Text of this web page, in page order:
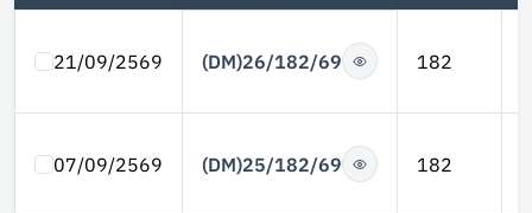
21/09/2569 (DM)26/182/69 182
07/09/2569 (DM)25/182/69 182